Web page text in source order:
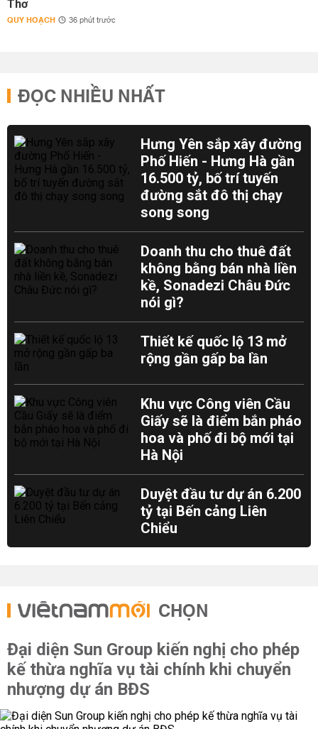
Thơ
QUY HOẠCH 36 phút trước
ĐỌC NHIỀU NHẤT
Hưng Yên sắp xây đường
Phố Hiến - Hưng Hà gần
16.500 tỷ, bố trí tuyến
đường sắt đô thị chạy
song song
Doanh thu cho thuê đất
không bằng bán nhà liền
kề, Sonadezi Châu Đức
nói gì?
Thiết kế quốc lộ 13 mở
rộng gần gấp ba lần
Khu vực Công viên Cầu
Giấy sẽ là điểm bắn pháo
hoa và phố đi bộ mới tại
Hà Nội
Duyệt đầu tư dự án 6.200
tỷ tại Bến cảng Liên
Chiểu
CHỌN
Đại diện Sun Group kiến nghị cho phép
kế thừa nghĩa vụ tài chính khi chuyển
nhượng dự án BĐS